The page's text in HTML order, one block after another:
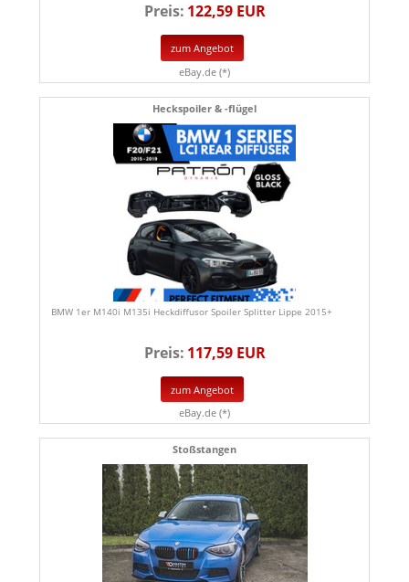
Preis: 122,59 EUR
zum Angebot
eBay.de (*)
Heckspoiler & -flügel
BMW 1er M140i M135i Heckdiffusor Spoiler Splitter Lippe 2015+
Preis: 117,59 EUR
zum Angebot
eBay.de (*)
Stoßstangen